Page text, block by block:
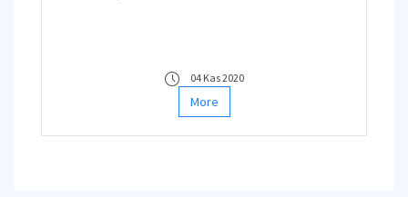
04 Kas 2020
More